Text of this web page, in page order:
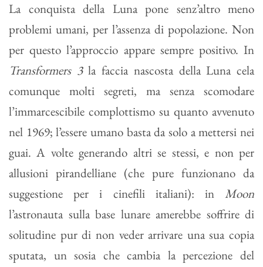
La conquista della Luna pone senz’altro meno
problemi umani, per l’assenza di popolazione. Non
per questo l’approccio appare sempre positivo. In
Transformers 3la faccia nascosta della Luna cela
comunque molti segreti, ma senza scomodare
l’immarcescibile complottismo su quanto avvenuto
nel 1969; l’essere umano basta da solo a mettersi nei
guai. A volte generando altri se stessi, e non per
allusioni pirandelliane (che pure funzionano da
suggestione per i cinefili italiani): in Moon
l’astronauta sulla base lunare amerebbe soffrire di
solitudine pur di non veder arrivare una sua copia
sputata, un sosia che cambia la percezione del